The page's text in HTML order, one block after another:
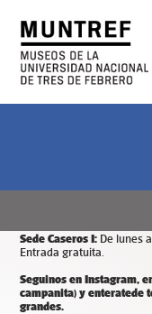
Días y horarios de
Sede Caseros I: De lunes
Entrada gratuita.
Seguinos en Instagram,
campanita) y enteratede
grandes.
CENTER OF ART
AND NATURE
ART AND SCIENCE